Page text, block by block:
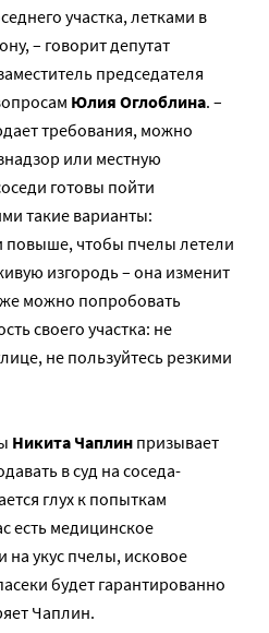
участка, летками в
– говорит депутат
председателя
Юлия Оглоблина. –
требования, можно
или местную
готовы пойти
такие варианты:
повыше, чтобы пчелы летели
изгородь – она изменит
можно попробовать
своего участка: не
не пользуйтесь резкими
Никита Чаплин призывает
в суд на соседа-
глух к попыткам
есть медицинское
укус пчелы, исковое
будет гарантированно
Чаплин.